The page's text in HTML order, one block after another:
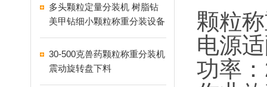
多头颗粒定量分装机 树脂钻
美甲钻细小颗粒称重分装设备
支持24-60头定制
30-500克兽药颗粒称重分装机
震动旋转盘下料
颗粒
电源
功率